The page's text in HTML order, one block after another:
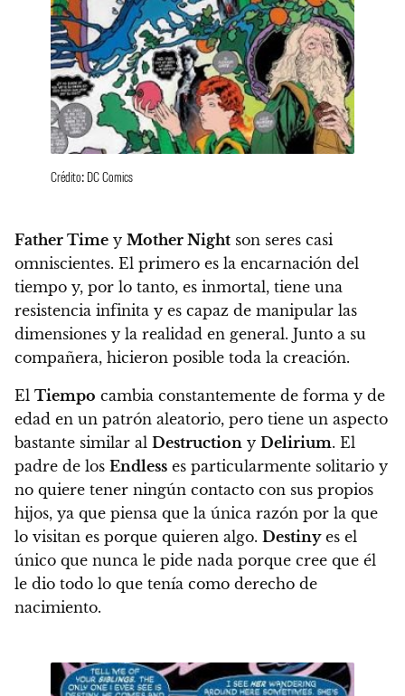
Crédito: DC Comics
Father Time y Mother Night son seres casi
omniscientes. El primero es la encarnación del
tiempo y, por lo tanto, es inmortal, tiene una
resistencia infinita y es capaz de manipular las
dimensiones y la realidad en general. Junto a su
compañera, hicieron posible toda la creación.
El Tiempo cambia constantemente de forma y de
edad en un patrón aleatorio, pero tiene un aspecto
bastante similar al Destruction y Delirium. El
padre de los Endless es particularmente solitario y
no quiere tener ningún contacto con sus propios
hijos, ya que piensa que la única razón por la que
lo visitan es porque quieren algo. Destinyes el
único que nunca le pide nada porque cree que él
le dio todo lo que tenía como derecho de
nacimiento.